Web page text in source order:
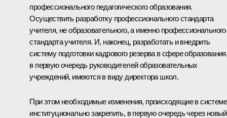
профессионального педагогического образования.
Осуществить разработку профессионального стандарта
учителя, не образовательного, а именно профессионального
стандарта учителя. И, наконец, разработать и внедрить
систему подготовки кадрового резерва в сфере
в первую очередь руководителей образовательных
учреждений, имеются в виду директора школ.
При этом необходимые изменения, происходящие в
институционально закрепить, в первую очередь через новый